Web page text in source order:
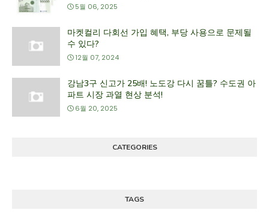
5월 06, 2025
마켓컬리 다회선 가입 혜택, 부당 사용으로 문제될
수 있다?
12월 07, 2024
강남3구 신고가 25배! 노도강 다시 꿈틀? 수도권 아
파트 시장 과열 현상 분석!
6월 20, 2025
CATEGORIES
TAGS